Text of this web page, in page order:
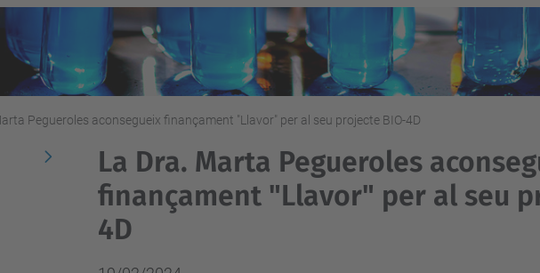
Pegueroles aconsegueix finançament "Llavor" per al seu projecte BIO-4D
La Dra. Marta Pegueroles
finançament "Llavor" per al seu
4D